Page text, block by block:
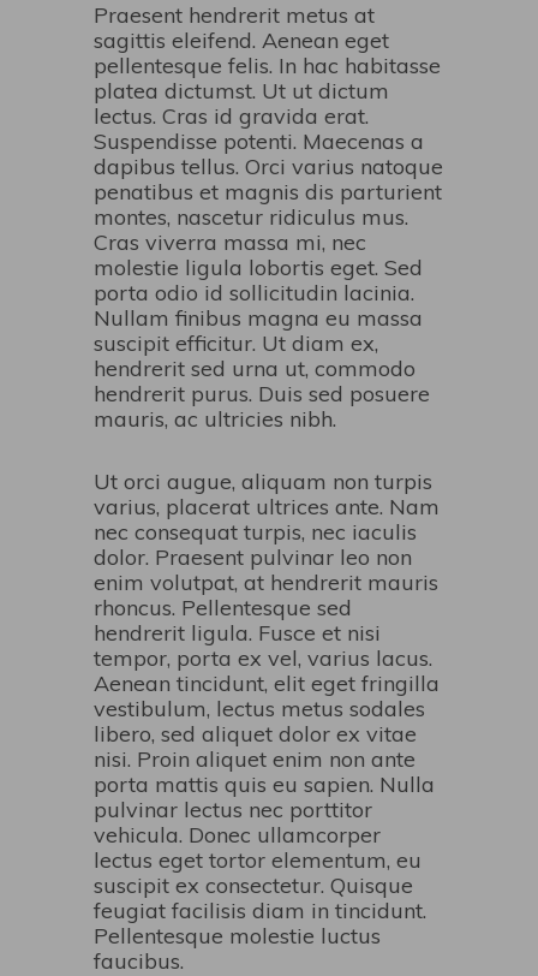
Praesent hendrerit metus at
sagittis eleifend. Aenean eget
pellentesque felis. In hac habitasse
platea dictumst. Ut ut dictum
lectus. Cras id gravida erat.
Suspendisse potenti. Maecenas a
dapibus tellus. Orci varius natoque
penatibus et magnis dis parturient
montes, nascetur ridiculus mus.
Cras viverra massa mi, nec
molestie ligula lobortis eget. Sed
porta odio id sollicitudin lacinia.
Nullam finibus magna eu massa
suscipit efficitur. Ut diam ex,
hendrerit sed urna ut, commodo
hendrerit purus. Duis sed posuere
mauris, ac ultricies nibh.
Ut orci augue, aliquam non turpis
varius, placerat ultrices ante. Nam
nec consequat turpis, nec iaculis
dolor. Praesent pulvinar leo non
enim volutpat, at hendrerit mauris
rhoncus. Pellentesque sed
hendrerit ligula. Fusce et nisi
tempor, porta ex vel, varius lacus.
Aenean tincidunt, elit eget fringilla
vestibulum, lectus metus sodales
libero, sed aliquet dolor ex vitae
nisi. Proin aliquet enim non ante
porta mattis quis eu sapien. Nulla
pulvinar lectus nec porttitor
vehicula. Donec ullamcorper
lectus eget tortor elementum, eu
suscipit ex consectetur. Quisque
feugiat facilisis diam in tincidunt.
Pellentesque molestie luctus
faucibus.